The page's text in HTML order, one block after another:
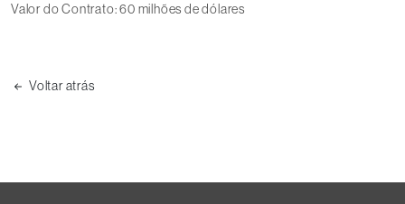
Valor do Contrato: 60 milhões de dólares
Voltar atrás